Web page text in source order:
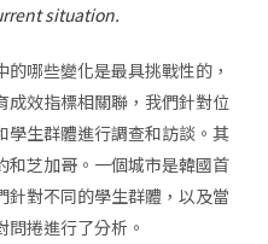
situation.
哪些變化是最具挑戰性的，
效指標相關聯，我們針對位
學生群體進行調查和訪談。其
和芝加哥。一個城市是韓國首
針對不同的學生群體，以及當
捲進行了分析。